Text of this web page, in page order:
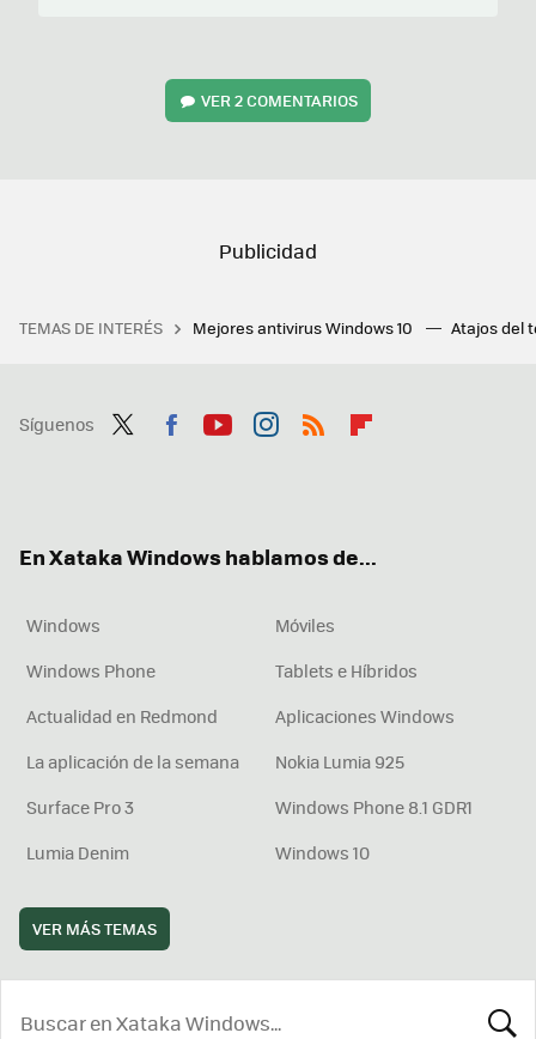
VER2 COMENTARIOS
TEMAS DE INTERÉS Mejores antivirus Windows 10 Atajos del
Síguenos
En Xataka Windows hablamos de...
Windows
Móviles
Windows Phone
Tablets e Híbridos
Actualidad en Redmond
Aplicaciones Windows
La aplicación de la semana
Nokia Lumia 925
Surface Pro 3
Windows Phone 8.1 GDR1
Lumia Denim
Windows 10
VER MÁS TEMAS